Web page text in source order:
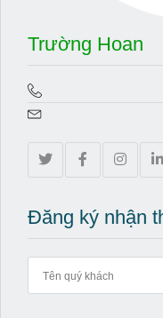
Trường Hoan
Đăng ký nhận